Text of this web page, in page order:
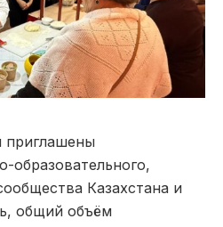
приглашены
образовательного,
Казахстана и
общий объём